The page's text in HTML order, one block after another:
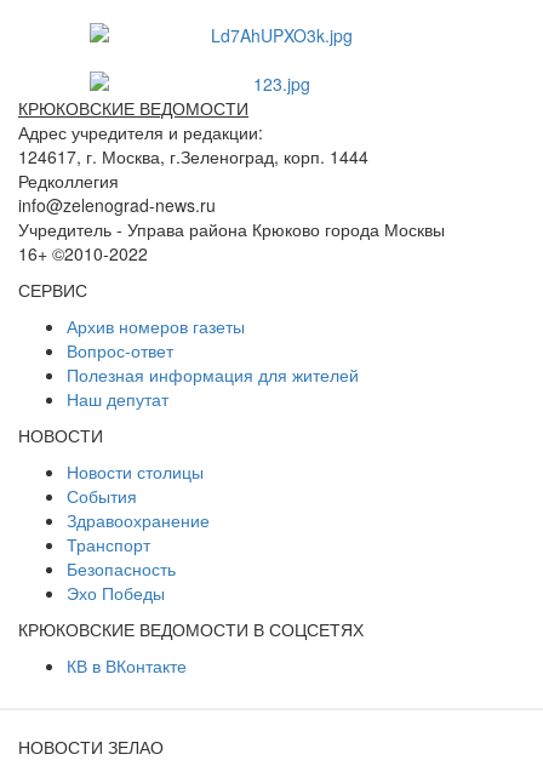
КРЮКОВСКИЕ ВЕДОМОСТИ
Адрес учредителя и редакции:
124617, г. Москва, г.Зеленоград, корп. 1444
Редколлегия
info@zelenograd-news.ru
Учредитель - Управа района Крюково города Москвы
16+ ©2010-2022
СЕРВИС
Архив номеров газеты
Вопрос-ответ
Полезная информация для жителей
Наш депутат
НОВОСТИ
Новости столицы
События
Здравоохранение
Транспорт
Безопасность
Эхо Победы
КРЮКОВСКИЕ ВЕДОМОСТИ В СОЦСЕТЯХ
КВ в ВКонтакте
НОВОСТИ ЗЕЛАО